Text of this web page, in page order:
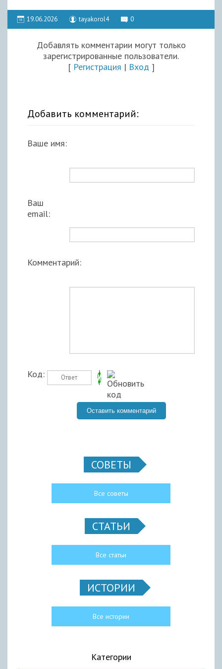
19.06.2026 tayakorol4 0
Добавлять комментарии могут только
зарегистрированные пользователи.
[ Регистрация | Вход ]
Добавить комментарий:
Ваше имя:
Ваш
email:
Комментарий:
Код:
СОВЕТЫ
Все советы
СТАТЬИ
Все статьи
ИСТОРИИ
Все истории
Категории